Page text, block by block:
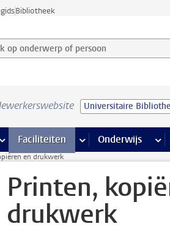
Bibliotheek
op onderwerp of persoon en selecteer
Universitaire
pagina’s
meer ICT pagina’s
Faciliteiten meer Faciliteiten
Onderwijs
en drukwerk
Printen,
drukwerk